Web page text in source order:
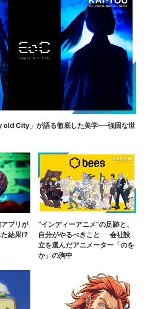
old City」が語る徹底した美学──強固な世
プリが
た結果!?
“インディーアニメ“の足跡と、
自分がやるべきこと──会社設
立を選んだアニメーター「のを
か」の胸中